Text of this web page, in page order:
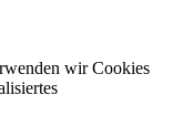
wir Cookies